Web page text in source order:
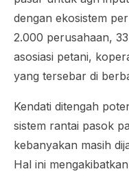
dengan ekosistem
2.000 perusahaan,
asosiasi petani,
yang tersebar di
Kendati ditengah
sistem rantai pasok
kebanyakan masih
Hal ini